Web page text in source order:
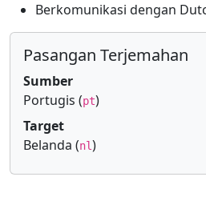
Berkomunikasi dengan
Pasangan Terjemahan
Sumber
Portugis (pt)
Target
Belanda (nl)